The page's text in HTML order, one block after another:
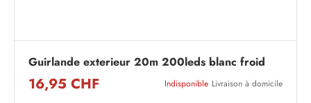
Guirlande exterieur 20m 200leds blanc froid
16,95 CHF Indisponible Livraison à domicile